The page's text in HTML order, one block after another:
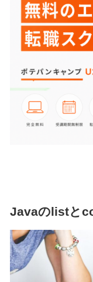
Javaのlistと